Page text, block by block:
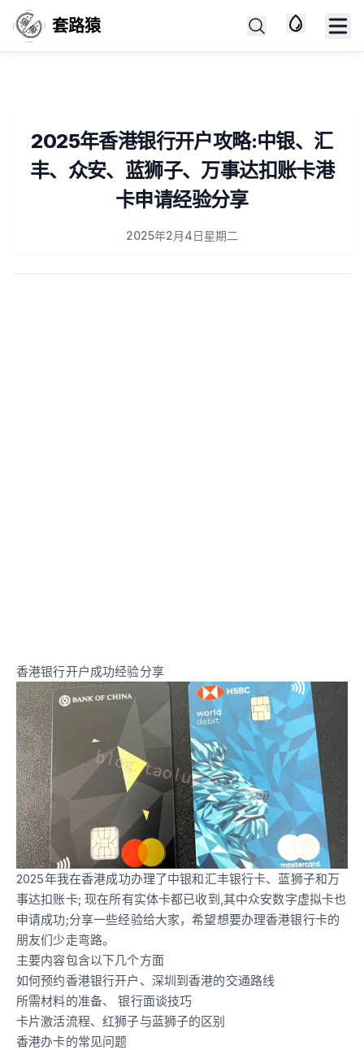
套路猿
2025年香港银行开户攻略:中银、汇
丰、众安、蓝狮子、万事达扣账卡港
卡申请经验分享
2025年2月4日星期二
香港银行开户成功经验分享
2025年我在香港成功办理了中银和汇丰银行卡、蓝狮子和万
事达扣账卡; 现在所有实体卡都已收到,其中众安数字虚拟卡也
申请成功;分享一些经验给大家，希望想要办理香港银行卡的
朋友们少走弯路。
主要内容包含以下几个方面
如何预约香港银行开户、深圳到香港的交通路线
所需材料的准备、 银行面谈技巧
卡片激活流程、红狮子与蓝狮子的区别
香港办卡的常见问题